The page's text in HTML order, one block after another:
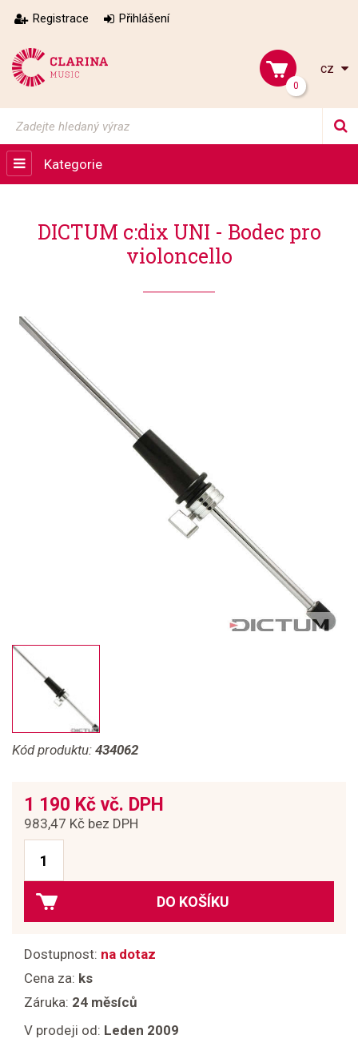
Registrace Přihlášení
0
cz
Kategorie
DICTUM c:dix UNI - Bodec pro
violoncello
Kód produktu: 434062
1 190 Kč vč. DPH
983,47 Kč bez DPH
DO KOŠÍKU
Dostupnost: na dotaz
Cena za: ks
Záruka: 24 měsíců
V prodeji od: Leden 2009